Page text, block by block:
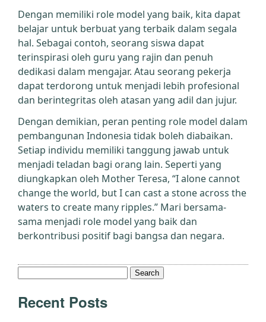
Dengan memiliki role model yang baik, kita dapat
belajar untuk berbuat yang terbaik dalam segala
hal. Sebagai contoh, seorang siswa dapat
terinspirasi oleh guru yang rajin dan penuh
dedikasi dalam mengajar. Atau seorang pekerja
dapat terdorong untuk menjadi lebih profesional
dan berintegritas oleh atasan yang adil dan jujur.
Dengan demikian, peran penting role model dalam
pembangunan Indonesia tidak boleh diabaikan.
Setiap individu memiliki tanggung jawab untuk
menjadi teladan bagi orang lain. Seperti yang
diungkapkan oleh Mother Teresa, “I alone cannot
change the world, but I can cast a stone across the
waters to create many ripples.” Mari bersama-
sama menjadi role model yang baik dan
berkontribusi positif bagi bangsa dan negara.
Search
Recent Posts